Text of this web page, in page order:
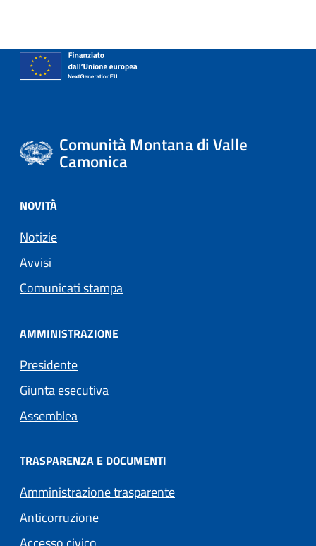
Comunità Montana di Valle
Camonica
NOVITÀ
Notizie
Avvisi
Comunicati stampa
AMMINISTRAZIONE
Presidente
Giunta esecutiva
Assemblea
TRASPARENZA E DOCUMENTI
Amministrazione trasparente
Anticorruzione